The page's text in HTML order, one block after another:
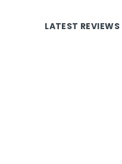
LATEST REVIEWS